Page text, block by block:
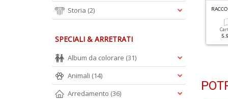
R
ACCOLTA ENIGMISTICA GIGANTE N.3
2.90 € 5.90 €
Storia (2)
SPECIALI & ARRETRATI
Album da colorare (31)
Animali (14)
Arredamento (36)